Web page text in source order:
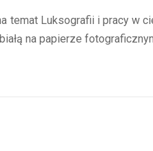
temat Luksografii i pracy w
na papierze